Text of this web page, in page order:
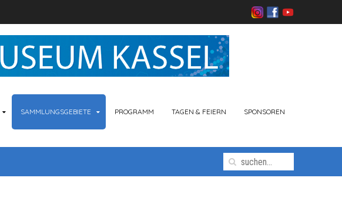
SAMMLUNGSGEBIETE PROGRAMM TAGEN & FEIERN SPONSOREN